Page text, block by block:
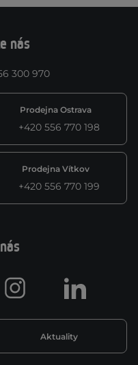
nás
300 970
Prodejna Ostrava
+420 556 770 198
Prodejna Vítkov
+420 556 770 199
Aktuality
Instagram LinkedIn